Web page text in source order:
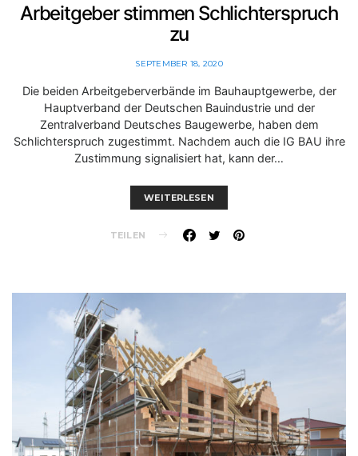
Arbeitgeber stimmen Schlichterspruch
zu
SEPTEMBER 18, 2020
Die beiden Arbeitgeberverbände im Bauhauptgewerbe, der
Hauptverband der Deutschen Bauindustrie und der
Zentralverband Deutsches Baugewerbe, haben dem
Schlichterspruch zugestimmt. Nachdem auch die IG BAU ihre
Zustimmung signalisiert hat, kann der…
WEITERLESEN
TEILEN